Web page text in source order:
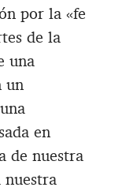
por la «fe
de la
una
un
en
de nuestra
nuestra